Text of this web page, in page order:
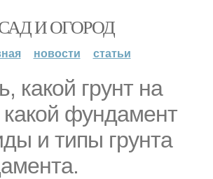
И ОГОРОД
новости статьи
какой грунт на
какой фундамент
и типы грунта